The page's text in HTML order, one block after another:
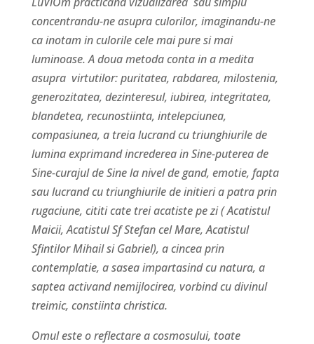
concentrandu-ne asupra culorilor, imaginandu-ne
ca inotam in culorile cele mai pure si mai
luminoase. A doua metoda conta in a medita
asupra virtutilor: puritatea, rabdarea, milostenia,
generozitatea, dezinteresul, iubirea, integritatea,
blandetea, recunostiinta, intelepciunea,
compasiunea, a treia lucrand cu triunghiurile de
lumina exprimand increderea in Sine-puterea de
Sine-curajul de Sine la nivel de gand, emotie, fapta
sau lucrand cu triunghiurile de initieri a patra prin
rugaciune, cititi cate trei acatiste pe zi ( Acatistul
Maicii, Acatistul Sf Stefan cel Mare, Acatistul
Sfintilor Mihail si Gabriel), a cincea prin
contemplatie, a sasea impartasind cu natura, a
saptea activand nemijlocirea, vorbind cu divinul
treimic, constiinta christica.
Omul este o reflectare a cosmosului, toate